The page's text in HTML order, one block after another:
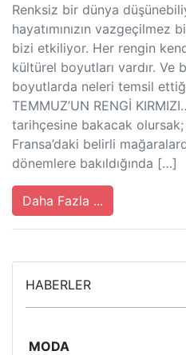
Renksiz bir dünya
hayatımınızın vazgeçilmez
bizi etkiliyor. Her rengin
kültürel boyutları vardır. Ve
boyutlarda neleri temsil
TEMMUZ’UN RENGİ
tarihçesine bakacak
Fransa’daki belirli
dönemlere bakıldığında […]
Daha Fazla ...
HABERLER
MODA